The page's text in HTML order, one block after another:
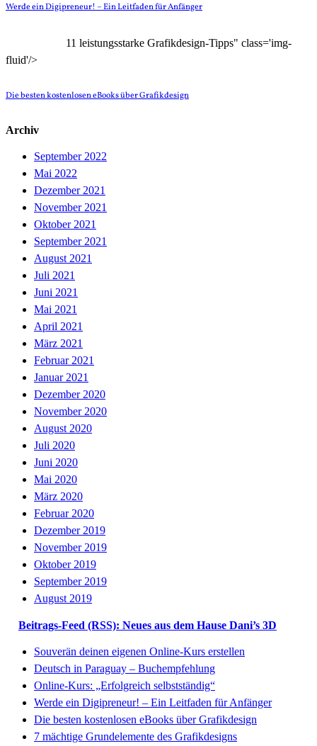
Werde ein Digipreneur! – Ein Leitfaden für Anfänger
11 leistungsstarke Grafikdesign-Tipps" class='img-
fluid'/>
Die besten kostenlosen eBooks über Grafikdesign
Archiv
September 2022
Mai 2022
Dezember 2021
November 2021
Oktober 2021
September 2021
August 2021
Juli 2021
Juni 2021
Mai 2021
April 2021
März 2021
Februar 2021
Januar 2021
Dezember 2020
November 2020
August 2020
Juli 2020
Juni 2020
Mai 2020
März 2020
Februar 2020
Dezember 2019
November 2019
Oktober 2019
September 2019
August 2019
Beitrags-Feed (RSS): Neues aus dem Hause Dani’s 3D
Souverän deinen eigenen Online-Kurs erstellen
Deutsch in Paraguay – Buchempfehlung
Online-Kurs: „Erfolgreich selbstständig“
Werde ein Digipreneur! – Ein Leitfaden für Anfänger
Die besten kostenlosen eBooks über Grafikdesign
7 mächtige Grundelemente des Grafikdesigns